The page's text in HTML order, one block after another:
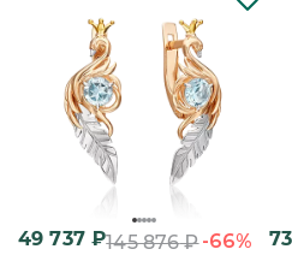
49 737₽145 876₽-66%